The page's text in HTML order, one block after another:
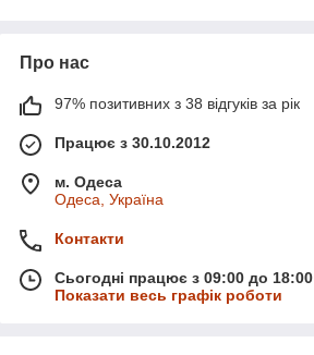
Про нас
97% позитивних з 38 відгуків за рік
Працює з 30.10.2012
м. Одеса
Одеса, Україна
Контакти
Сьогодні працює з 09:00 до 18:00
Показати весь графік роботи